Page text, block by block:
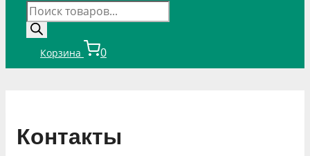
Поиск
товаров
Корзина 0
Контакты